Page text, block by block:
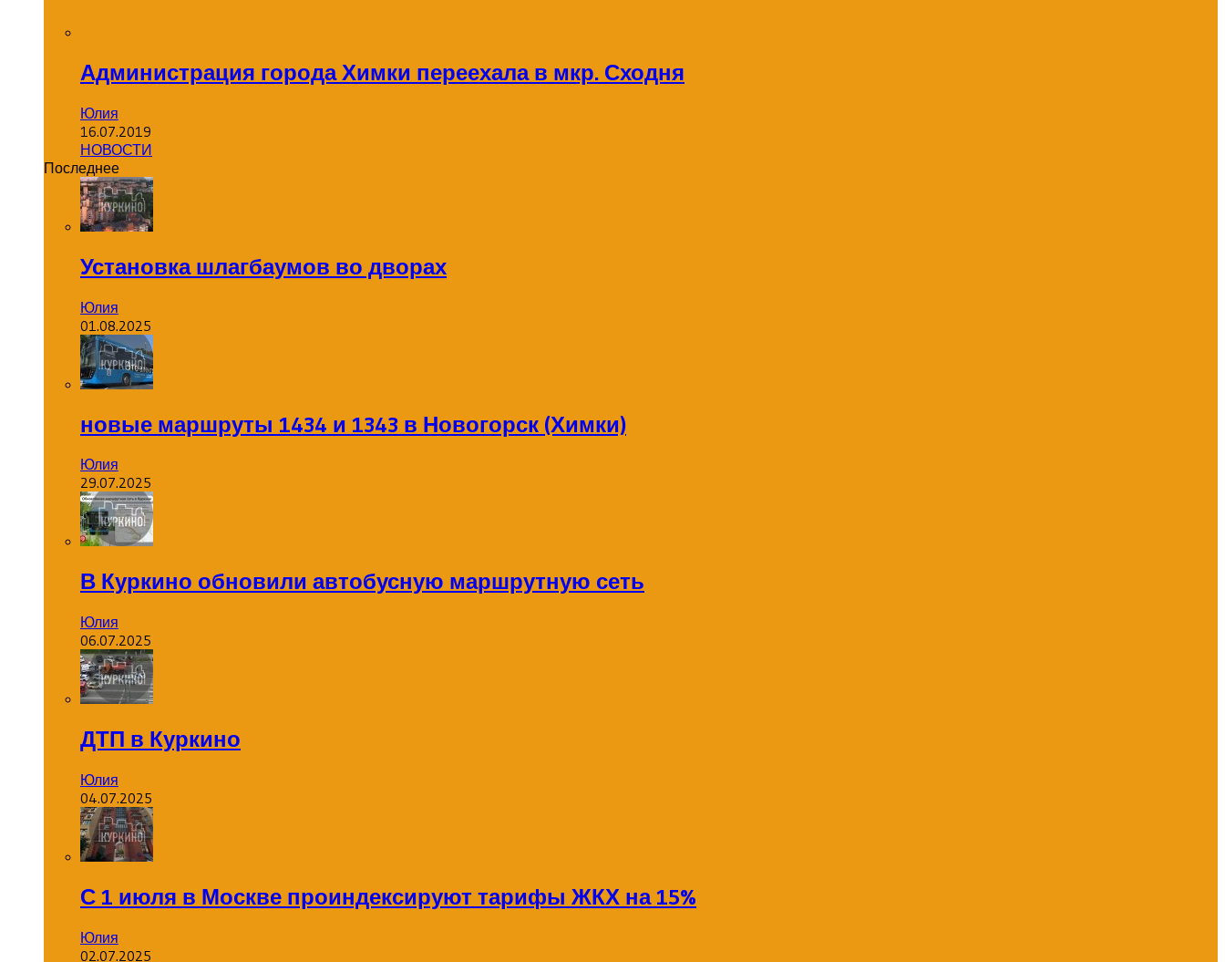
Администрация города Химки переехала в мкр. Сходня
Юлия
16.07.2019
НОВОСТИ
Последнее
Установка шлагбаумов во дворах
Юлия
01.08.2025
новые маршруты 1434 и 1343 в Новогорск (Химки)
Юлия
29.07.2025
В Куркино обновили автобусную маршрутную сеть
Юлия
06.07.2025
ДТП в Куркино
Юлия
04.07.2025
С 1 июля в Москве проиндексируют тарифы ЖКХ на 15%
Юлия
02.07.2025